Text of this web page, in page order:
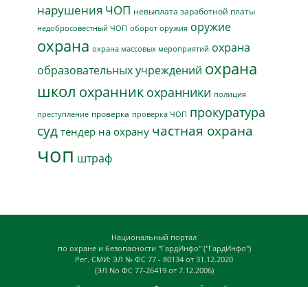
нарушения ЧОП невыплата заработной платы
недобросовестный ЧОП оборот оружия оружие
охрана охрана массовых мероприятий охрана
образовательных учреждений охрана
школ охранник охранники полиция
преступление проверка проверка ЧОП прокуратура
суд тендер на охрану частная охрана
чоп штраф
Национальный портал
по охране и безопасности "ГардИнфо" ("ГардИнфо")
Рег. СМИ: ЭЛ № ФС 77 - 80134 от 31.12.2020
(ЭЛ No ФС 77-26419 от 7.12.2006)